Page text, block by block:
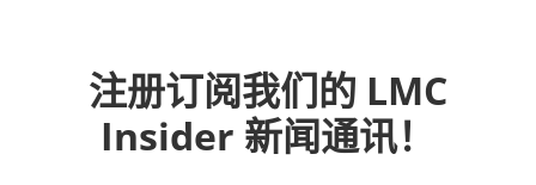
注册订阅我们的 LMC
Insider 新闻通讯！